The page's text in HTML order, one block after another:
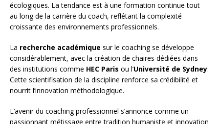
écologiques. La tendance est à une formation continue tout
au long de la carrière du coach, reflétant la complexité
croissante des environnements professionnels.
La recherche académique sur le coaching se développe
considérablement, avec la création de chaires dédiées dans
des institutions comme HEC Paris ou l’Université de Sydney.
Cette scientifisation de la discipline renforce sa crédibilité et
nourrit l’innovation méthodologique.
L’avenir du coaching professionnel s’annonce comme un
passionnant métissage entre tradition humaniste et innovation